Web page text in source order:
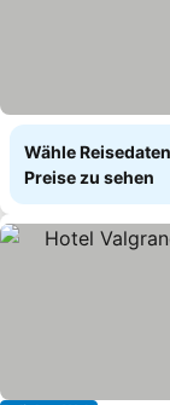
Wähle
Preise zu sehen